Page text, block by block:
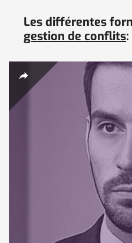
Les différentes
gestion de conflits: